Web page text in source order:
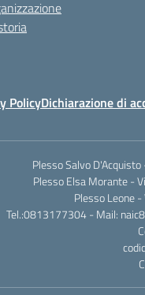
PolicyDichiarazione di
Plesso Salvo
Plesso Elsa Morante -
Plesso Leone
Tel.:0813177304 - Mail: